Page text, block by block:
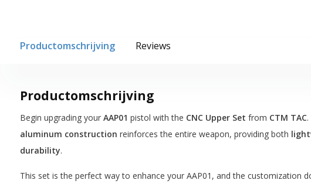
Productomschrijving Reviews
Productomschrijving
Begin upgrading your AAP01 pistol with the CNC Upper Set from CTM TAC.
aluminum construction reinforces the entire weapon, providing both
durability.
This set is the perfect way to enhance your AAP01, and the customization